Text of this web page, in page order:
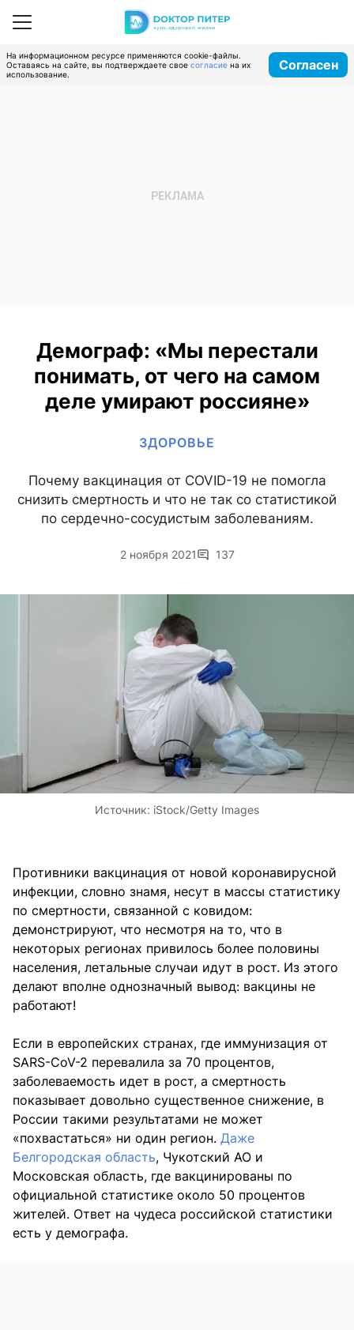
На информационном ресурсе применяются cookie-файлы.
Оставаясь на сайте, вы подтверждаете свое согласие на их
использование.
Согласен
Демограф: «Мы перестали
понимать, от чего на самом
деле умирают россияне»
ЗДОРОВЬЕ
Почему вакцинация от COVID-19 не помогла
снизить смертность и что не так со статистикой
по сердечно-сосудистым заболеваниям.
2 ноября 2021 137
Источник: iStock/Getty Images
Противники вакцинация от новой коронавирусной
инфекции, словно знамя, несут в массы статистику
по смертности, связанной с ковидом:
демонстрируют, что несмотря на то, что в
некоторых регионах привилось более половины
населения, летальные случаи идут в рост. Из этого
делают вполне однозначный вывод: вакцины не
работают!
Если в европейских странах, где иммунизация от
SARS-CoV-2 перевалила за 70 процентов,
заболеваемость идет в рост, а смертность
показывает довольно существенное снижение, в
России такими результатами не может
«похвастаться» ни один регион. Даже
Белгородская область, Чукотский АО и
Московская область, где вакцинированы по
официальной статистике около 50 процентов
жителей. Ответ на чудеса российской статистики
есть у демографа.